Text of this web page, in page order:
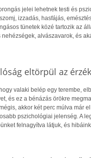
jelei lehetnek testi és
izzadás, hasfájás,
tünetek közé tartozik az
nehézségek, alvászavarok, és
eltörpül az
valaki belép egy terembe,
és ez a bénázás örökre
akkor két perc múlva már
pszichológiai jelenség. A
felnagyítva látjuk, és